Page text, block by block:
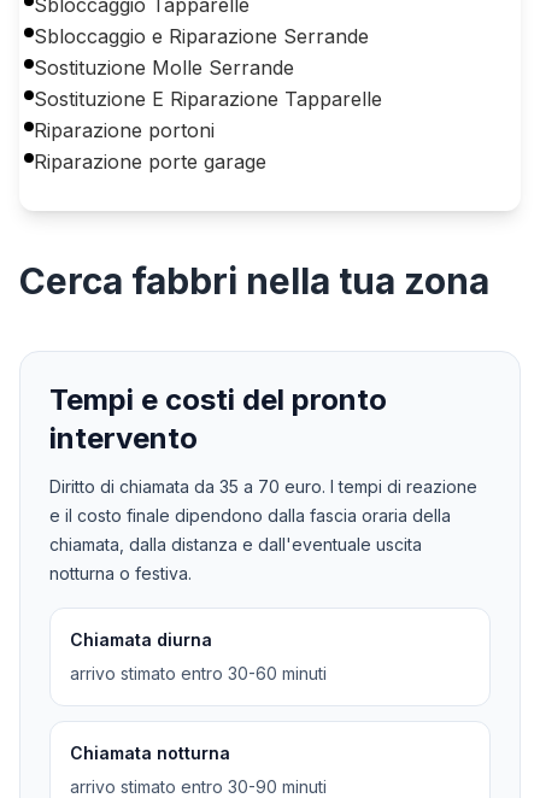
Sbloccaggio e Riparazione Serrande
Sostituzione Molle Serrande
Sostituzione E Riparazione Tapparelle
Riparazione portoni
Riparazione porte garage
Cerca fabbri nella tua zona
Tempi e costi del pronto
intervento
Diritto di chiamata da 35 a 70 euro. I tempi di reazione
e il costo finale dipendono dalla fascia oraria della
chiamata, dalla distanza e dall'eventuale uscita
notturna o festiva.
Chiamata diurna
arrivo stimato entro 30-60 minuti
Chiamata notturna
arrivo stimato entro 30-90 minuti